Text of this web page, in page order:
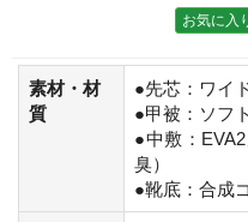
お気に入
素材・材
質
●先芯：ワイ
●甲被：ソフ
●中敷：
臭）
●靴底：合成